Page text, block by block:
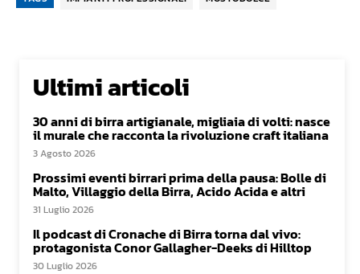
Ultimi articoli
30 anni di birra artigianale, migliaia di volti: nasce
il murale che racconta la rivoluzione craft italiana
3 Agosto 2026
Prossimi eventi birrari prima della pausa: Bolle di
Malto, Villaggio della Birra, Acido Acida e altri
31 Luglio 2026
Il podcast di Cronache di Birra torna dal vivo:
protagonista Conor Gallagher-Deeks di Hilltop
30 Luglio 2026